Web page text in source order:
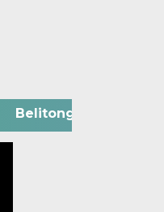
Belitong Technology